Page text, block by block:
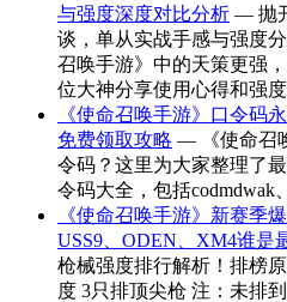
与强度深度对比分析 — 抛
谈，单从实战手感与强度
召唤手游》中的天策更强
位大神分享使用心得和强度
《使命召唤手游》口令码
免费领取攻略 — 《使命召
令码？这里为大家整理了
令码大全，包括
《使命召唤手游》新赛季
USS9、ODEN、XM4谁是
枪械强度排行解析！排榜
度 3只排顶尖枪 注：未排